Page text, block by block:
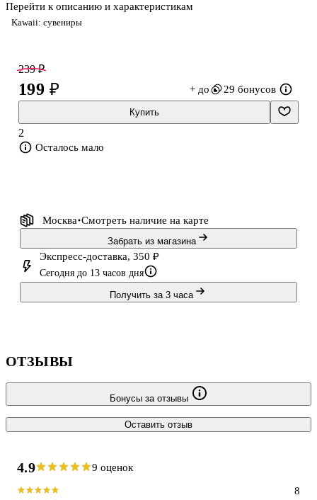
Kawaii: сувениры
Перейти к описанию и характеристикам
239 ₽
199 ₽ + до 29 бонусов
Купить
2
Осталось мало
Москва Смотреть наличие на карте
Забрать из магазина
Экспресс-доставка, 350 ₽
Сегодня до 13 часов дня
Получить за 3 часа
ОТЗЫВЫ
Бонусы за отзывы
Оставить отзыв
4.9 9 оценок
8